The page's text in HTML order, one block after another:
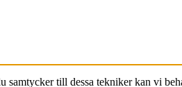
till dessa tekniker kan vi